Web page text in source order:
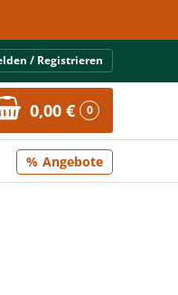
/ Registrieren
0,00 € 0
Angebote